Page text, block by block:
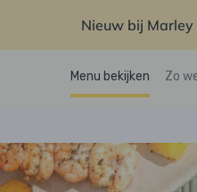
Nieuw bij Marley
Menu bekijken Zo